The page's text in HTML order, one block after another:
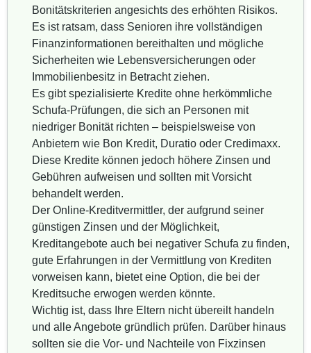
Bonitätskriterien angesichts des erhöhten Risikos.
Es ist ratsam, dass Senioren ihre vollständigen
Finanzinformationen bereithalten und mögliche
Sicherheiten wie Lebensversicherungen oder
Immobilienbesitz in Betracht ziehen.
Es gibt spezialisierte Kredite ohne herkömmliche
Schufa-Prüfungen, die sich an Personen mit
niedriger Bonität richten – beispielsweise von
Anbietern wie Bon Kredit, Duratio oder Credimaxx.
Diese Kredite können jedoch höhere Zinsen und
Gebühren aufweisen und sollten mit Vorsicht
behandelt werden.
Der Online-Kreditvermittler, der aufgrund seiner
günstigen Zinsen und der Möglichkeit,
Kreditangebote auch bei negativer Schufa zu finden,
gute Erfahrungen in der Vermittlung von Krediten
vorweisen kann, bietet eine Option, die bei der
Kreditsuche erwogen werden könnte.
Wichtig ist, dass Ihre Eltern nicht übereilt handeln
und alle Angebote gründlich prüfen. Darüber hinaus
sollten sie die Vor- und Nachteile von Fixzinsen